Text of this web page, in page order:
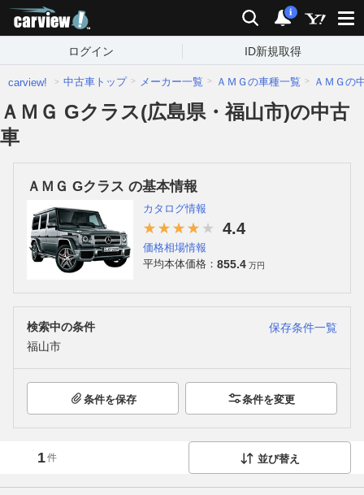
検索 通知
i
ログイン ID新規取得
carview! 中古車トップ メーカー一覧 ＡＭＧの車種一覧 ＡＭＧの
ＡＭＧ Gクラス(広島県・福山市)の中古
車
ＡＭＧ Gクラス の基本情報
カタログ情報
4.4
価格相場情報
平均本体価格： 855.4 万円
検索中の条件
保存条件一覧
福山市
条件を保存 条件を変更
1件 並び替え